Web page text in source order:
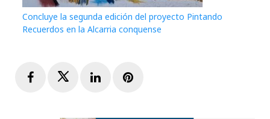
Concluye la segunda edición del proyecto Pintando
Recuerdos en la Alcarria conquense
FacebookTwitterLinkedInPinterest